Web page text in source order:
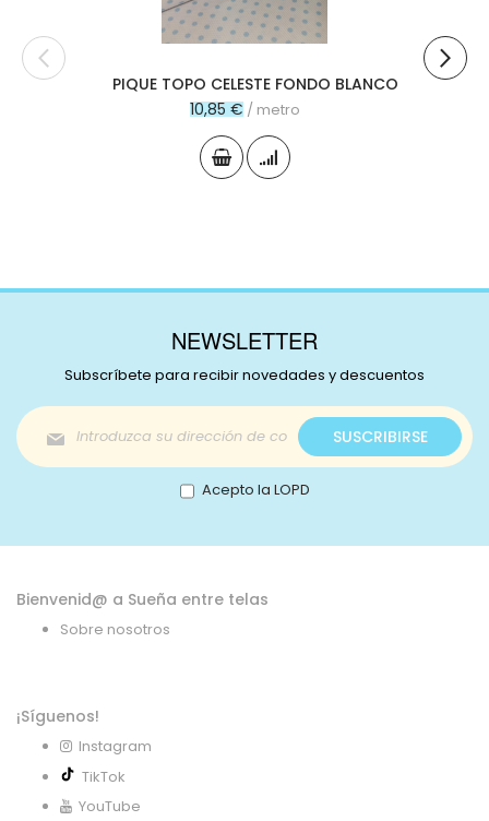
PIQUE TOPO CELESTE FONDO BLANCO
10,85 € / metro
NEWSLETTER
Subscríbete para recibir novedades y descuentos
Inscríbase
a
nuestro
boletín
de
SUSCRIBIRSE
Acepto la LOPD
Bienvenid@ a Sueña entre telas
Sobre nosotros
¡Síguenos!
Instagram
TikTok
YouTube